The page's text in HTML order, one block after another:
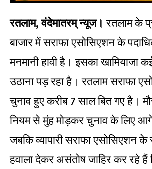
रतलाम, वंदेमातरम् न्यूज। रतलाम के
बाजार में सराफा एसोसिएशन के
मनमानी हावी है। इसका खामियाजा कई
उठाना पड़ रहा है। रतलाम सराफा
चुनाव हुए करीब 7 साल बित गए है।
नियम से मुंह मोड़कर चुनाव के लिए
जबकि व्यापारी सराफा एसोसिएशन
हवाला देकर असंतोष जाहिर कर रहे